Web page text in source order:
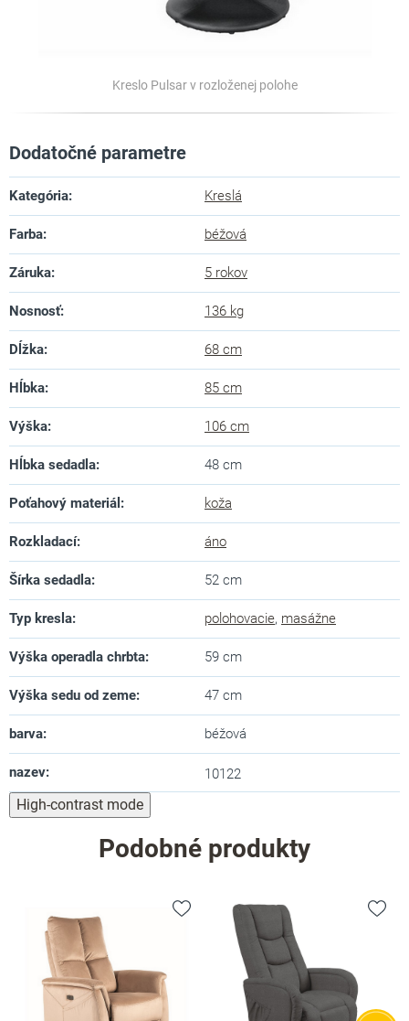
Kreslo Pulsar v rozloženej polohe
Dodatočné parametre
Kategória: Kreslá
Farba: béžová
Záruka: 5 rokov
Nosnosť: 136 kg
Dĺžka: 68 cm
Hĺbka: 85 cm
Výška: 106 cm
Hĺbka sedadla: 48 cm
Poťahový materiál : koža
Rozkladací: áno
Šírka sedadla: 52 cm
Typ kresla: polohovacie, masážne
Výška operadla chrbta: 59 cm
Výška sedu od zeme: 47 cm
barva: béžová
nazev: 10122
High-contrast mode
Podobné produkty